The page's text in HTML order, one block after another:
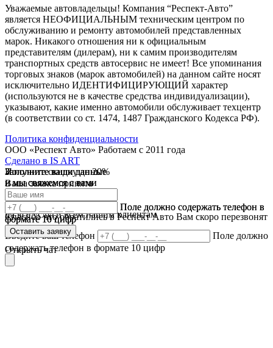
Уважаемые автовладельцы! Компания “Респект-Авто”
является НЕОФИЦИАЛЬНЫМ техническим центром по
обслуживанию и ремонту автомобилей представленных
марок. Никакого отношения ни к официальным
представителям (дилерам), ни к самим производителям
транспортных средств автосервис не имеет! Все упоминания
торговых знаков (марок автомобилей) на данном сайте носят
исключительно ИДЕНТИФИЦИРУЮЩИЙ характер
(используются не в качестве средства индивидуализации),
указывают, какие именно автомобили обслуживает техцентр
(в соответствии со ст. 1474, 1487 Гражданского Кодекса РФ).
Политика конфиденциальности
ООО «Респект Авто» Работаем с 2011 года
Сделано в IS ART
Заполните ваши данные
и мы свяжемся с вами
Поле должно содержать телефон в
формате 10 цифр
Оставить заявку
Получите скидку до 20%
В течении 10 дней
мы предоставляем скидку
на все услуги всем нашим клиентам
Введите ваш телефон
Поле должно
содержать телефон в формате 10 цифр
Заполните ваши данные
и мы свяжемся с вами
Поле должно содержать телефон в
формате 10 цифр
Оставить заявку
✓
Ваша заявка принята
✓
Ваш ответ принят
Спасибо что обратились в Респект Авто Вам скоро перезвонят
Открыть чат